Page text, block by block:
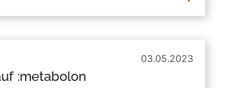
03.05.2023
:metabolon